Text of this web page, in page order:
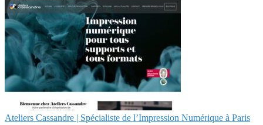
Ateliers Cassandre | Spécialiste de l’Impression Numérique à Paris